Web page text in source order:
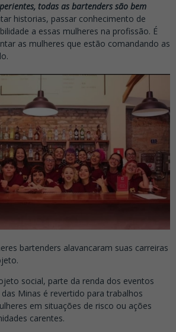
todas as bartenders são bem
historias, passar conhecimento de
a essas mulheres na profissão. É
as mulheres que estão comandando as
bartenders alavancaram suas carreiras
social, parte da renda dos eventos
Minas é revertido para trabalhos
em situações de risco ou ações
carentes.